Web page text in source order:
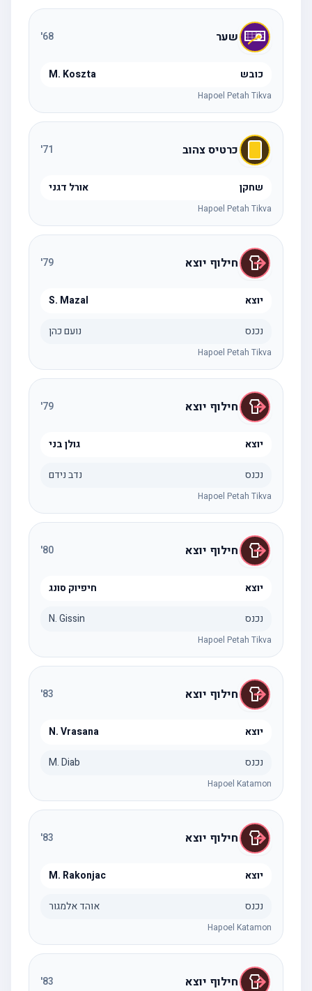
שער 68
'
כובש M. Koszta
Hapoel Petah Tikva
כרטיס צהוב 71
'
שחקן אורל דגני
Hapoel Petah Tikva
חילוף יוצא 79
'
יוצא S. Mazal
נכנס נועם כהן
Hapoel Petah Tikva
חילוף יוצא 79
'
יוצא גולן בני
נכנס נדב נידם
Hapoel Petah Tikva
חילוף יוצא 80
'
יוצא חיפיוק סונג
נכנס N. Gissin
Hapoel Petah Tikva
חילוף יוצא 83
'
יוצא N. Vrasana
נכנס M. Diab
Hapoel Katamon
חילוף יוצא 83
'
יוצא M. Rakonjac
נכנס אוהד אלמגור
Hapoel Katamon
חילוף יוצא 83
'